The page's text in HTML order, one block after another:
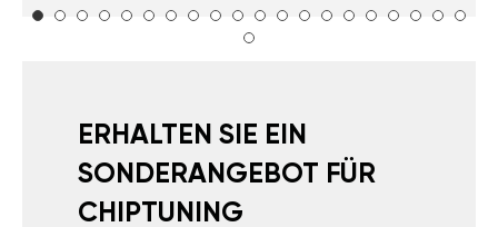
ERHALTEN SIE EIN
SONDERANGEBOT FÜR
CHIPTUNING